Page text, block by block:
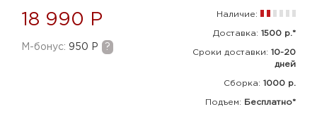
18 990 Р
M-бонус: 950 Р ?
Наличие:
Доставка: 1500 р.*
Сроки доставки: 10-20
дней
Сборка: 1000 р.
Подъем: Бесплатно*